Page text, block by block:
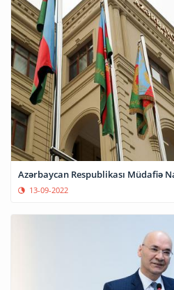
Azərbaycan Respublikası Müdafiə
13-09-2022